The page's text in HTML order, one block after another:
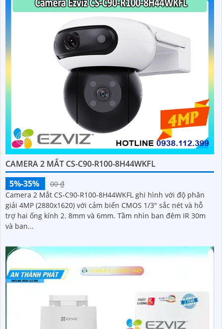
CAMERA 2 MẮT CS-C90-R100-8H44WKFL
5%-35%
00 ₫
Camera 2 Mắt CS-C90-R100-8H44WKFL ghi hình với độ phân
giải 4MP (2880x1620) với cảm biến CMOS 1/3" sắc nét và hỗ
trợ hai ống kính 2. 8mm và 6mm. Tầm nhìn ban đêm IR 30m
và ban...